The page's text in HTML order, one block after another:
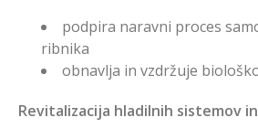
podpira naravni proces
ribnika
obnavlja in vzdržuje
Revitalizacija hladilnih sistemov